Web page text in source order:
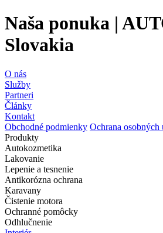
Naša ponuka |
Slovakia
O nás
Služby
Partneri
Články
Kontakt
Obchodné podmienky Ochrana osobných
Produkty
Autokozmetika
Lakovanie
Lepenie a tesnenie
Antikorózna ochrana
Karavany
Čistenie motora
Ochranné pomôcky
Odhlučnenie